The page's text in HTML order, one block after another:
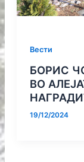
Вести
БОРИС
ВО
19/12/2024